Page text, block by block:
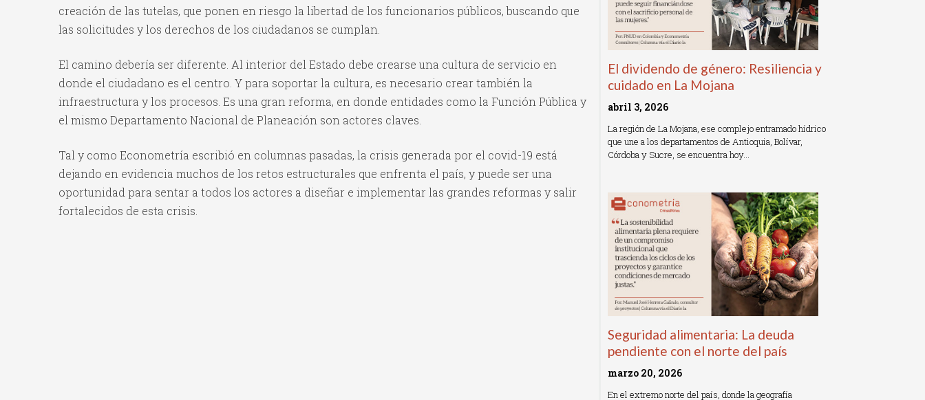
creación de las tutelas, que ponen en riesgo la libertad de los funcionarios públicos, buscando que
las solicitudes y los derechos de los ciudadanos se cumplan.
El camino debería ser diferente. Al interior del Estado debe crearse una cultura de servicio en
donde el ciudadano es el centro. Y para soportar la cultura, es necesario crear también la
infraestructura y los procesos. Es una gran reforma, en donde entidades como la Función Pública y
el mismo Departamento Nacional de Planeación son actores claves.
Tal y como Econometría escribió en columnas pasadas, la crisis generada por el covid-19 está
dejando en evidencia muchos de los retos estructurales que enfrenta el país, y puede ser una
oportunidad para sentar a todos los actores a diseñar e implementar las grandes reformas y salir
fortalecidos de esta crisis.
El dividendo de género: Resiliencia y
cuidado en La Mojana
abril 3, 2026
La región de La Mojana, ese complejo entramado hídrico
que une a los departamentos de Antioquia, Bolívar,
Córdoba y Sucre, se encuentra hoy…
Seguridad alimentaria: La deuda
pendiente con el norte del país
marzo 20, 2026
En el extremo norte del país, donde la geografía